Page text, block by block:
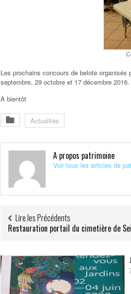
Les prochains concours de belote
septembre, 29 octobre et 17 décembre 2016.
A bientôt
Actualités
A propos patrimoine
Voir tous les articles de
Lire les Précédents
Restauration portail du cimetière de